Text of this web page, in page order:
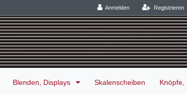
Anmelden Registrieren
Blenden, Displays Skalenscheiben Knöpfe,